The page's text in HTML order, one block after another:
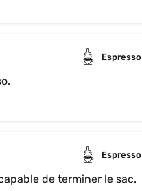
Espresso
Espresso
de terminer le sac.